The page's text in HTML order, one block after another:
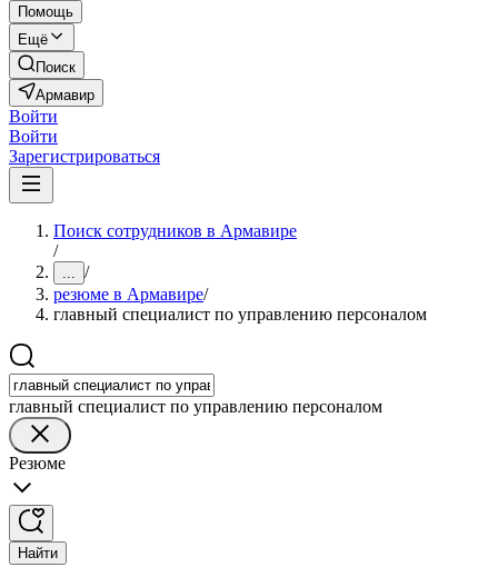
Помощь
Ещё
Поиск
Армавир
Войти
Войти
Зарегистрироваться
Поиск сотрудников в Армавире
/
... /
резюме в Армавире/
главный специалист по управлению персоналом
главный специалист по управлению персоналом
Резюме
Найти